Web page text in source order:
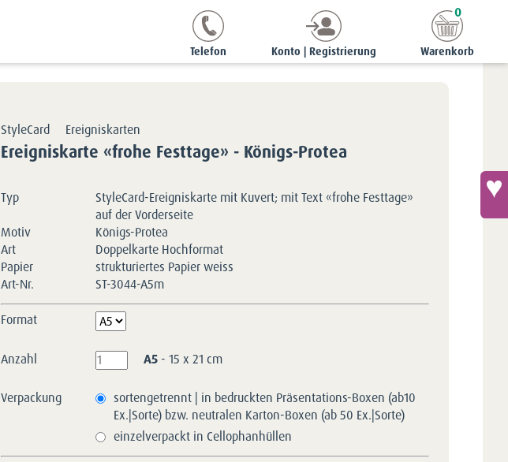
Telefon Konto | Registrierung Warenkorb
0
Blumen-Ereigniskarten Ereigniskarte «frohe Festtage» - Königs-Protea
StyleCard Ereigniskarten
Ereigniskarte «frohe Festtage» - Königs-Protea
Typ
StyleCard-Ereigniskarte mit Kuvert; mit Text «frohe Festtage»
auf der Vorderseite
Motiv
Königs-Protea
Art
Doppelkarte Hochformat
Papier
strukturiertes Papier weiss
Art-Nr.
ST-3044-A5m
Format
Anzahl A5 - 15 x 21 cm
Verpackung
sortengetrennt | in bedruckten Präsentations-Boxen (ab10
Ex.|Sorte) bzw. neutralen Karton-Boxen (ab 50 Ex.|Sorte)
einzelverpackt in Cellophanhüllen